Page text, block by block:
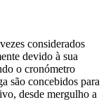
considerados
devido à sua
o cronómetro
são concebidos para
desde mergulho a